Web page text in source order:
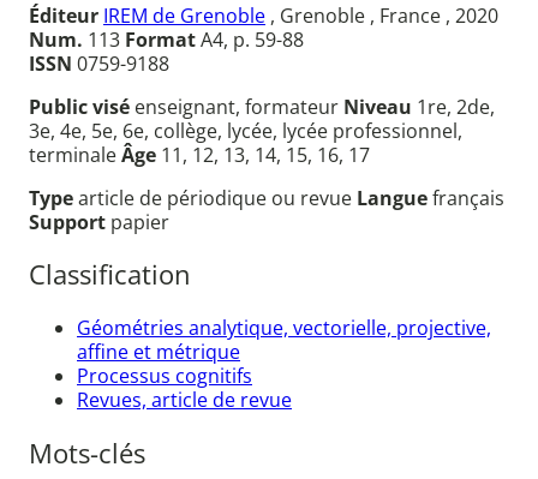
Éditeur IREM de Grenoble , Grenoble , France , 2020
Num. 113 FormatA4, p. 59-88
ISSN 0759-9188
Public visé enseignant, formateur Niveau 1re, 2de,
3e, 4e, 5e, 6e, collège, lycée, lycée professionnel,
terminaleÂge 11, 12, 13, 14, 15, 16, 17
Typearticle de périodique ou revue Languefrançais
Support papier
Classification
Géométries analytique, vectorielle, projective,
affine et métrique
Processus cognitifs
Revues, article de revue
Mots-clés